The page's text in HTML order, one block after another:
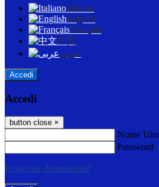
Italiano
English
Français
中文
عربى
Accedi
Accedi
button close ×
Nome
Password
Password dimenticata?